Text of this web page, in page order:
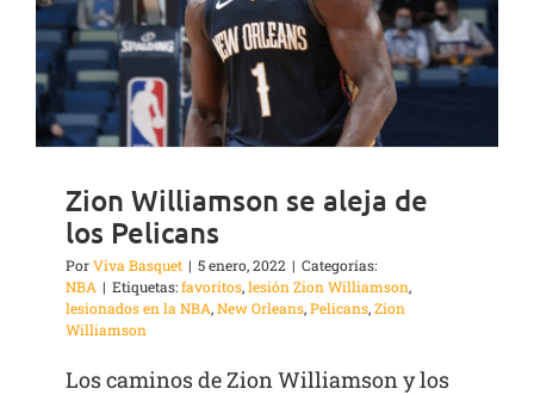
Zion Williamson se aleja de
los Pelicans
PorViva Basquet | 5 enero, 2022 | Categorías:
NBA | Etiquetas:favoritos,lesión Zion Williamson,
lesionados en la NBA,New Orleans,Pelicans,Zion
Williamson
Los caminos de Zion Williamson y los